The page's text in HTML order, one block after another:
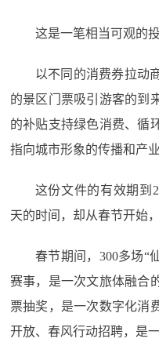
这是一笔相当可观的
以不同的消费券拉动
的景区门票吸引游客的到
的补贴支持绿色消费、循
指向城市形象的传播和产业
这份文件的有效期到
天的时间，却从春节开始
春节期间，300多场“
赛事，是一次文旅体融合
票抽奖，是一次数字化消
开放、春风行动招聘，是